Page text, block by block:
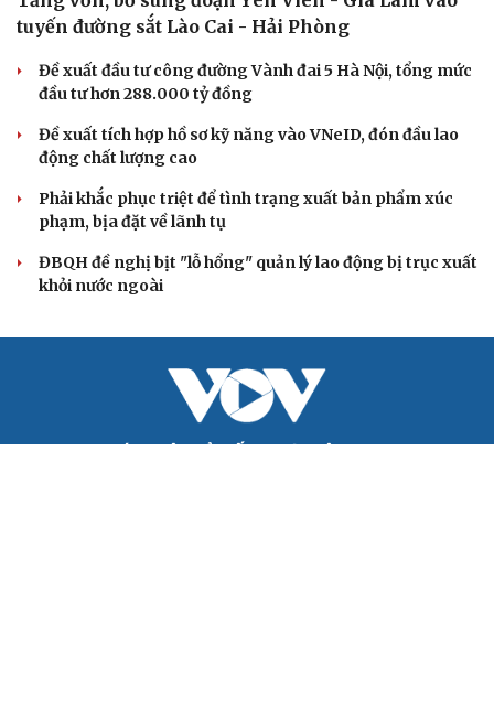
Bộ Chính trị: Giải thể hội quần chúng hoạt động
kém hiệu quả, không đúng tôn chỉ
Quy định số 207: Siết trách nhiệm đảng viên khi sử dụng
mạng xã hội
Thành Lập Ban Chỉ đạo TW về tổng kết thực tiễn,
nghiên cứu sửa Điều lệ Đảng
Công tác dư luận xã hội góp phần củng cố "thế trận lòng
dân"
Nghị quyết Hội nghị Trung ương 3 khóa XIV đổi mới mô